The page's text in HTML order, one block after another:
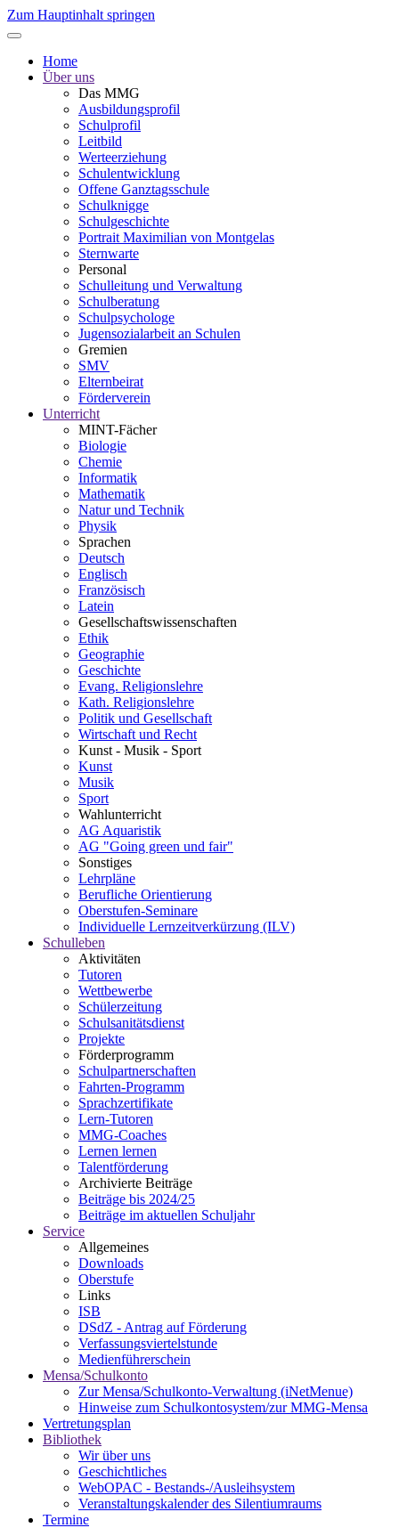
Zum Hauptinhalt springen
Home
Über uns
Das MMG
Ausbildungsprofil
Schulprofil
Leitbild
Werteerziehung
Schulentwicklung
Offene Ganztagsschule
Schulknigge
Schulgeschichte
Portrait Maximilian von Montgelas
Sternwarte
Personal
Schulleitung und Verwaltung
Schulberatung
Schulpsychologe
Jugensozialarbeit an Schulen
Gremien
SMV
Elternbeirat
Förderverein
Unterricht
MINT-Fächer
Biologie
Chemie
Informatik
Mathematik
Natur und Technik
Physik
Sprachen
Deutsch
Englisch
Französisch
Latein
Gesellschaftswissenschaften
Ethik
Geographie
Geschichte
Evang. Religionslehre
Kath. Religionslehre
Politik und Gesellschaft
Wirtschaft und Recht
Kunst - Musik - Sport
Kunst
Musik
Sport
Wahlunterricht
AG Aquaristik
AG "Going green und fair"
Sonstiges
Lehrpläne
Berufliche Orientierung
Oberstufen-Seminare
Individuelle Lernzeitverkürzung (ILV)
Schulleben
Aktivitäten
Tutoren
Wettbewerbe
Schülerzeitung
Schulsanitätsdienst
Projekte
Förderprogramm
Schulpartnerschaften
Fahrten-Programm
Sprachzertifikate
Lern-Tutoren
MMG-Coaches
Lernen lernen
Talentförderung
Archivierte Beiträge
Beiträge bis 2024/25
Beiträge im aktuellen Schuljahr
Service
Allgemeines
Downloads
Oberstufe
Links
ISB
DSdZ - Antrag auf Förderung
Verfassungsviertelstunde
Medienführerschein
Mensa/Schulkonto
Zur Mensa/Schulkonto-Verwaltung (iNetMenue)
Hinweise zum Schulkontosystem/zur MMG-Mensa
Vertretungsplan
Bibliothek
Wir über uns
Geschichtliches
WebOPAC - Bestands-/Ausleihsystem
Veranstaltungskalender des Silentiumraums
Termine